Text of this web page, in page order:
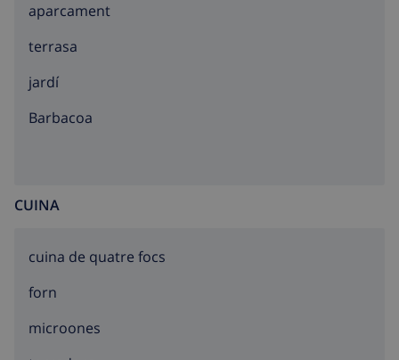
aparcament
terrasa
jardí
barbacoa
CUINA
cuina de quatre focs
forn
microones